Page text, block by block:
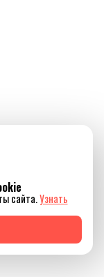
сайта.Узнать